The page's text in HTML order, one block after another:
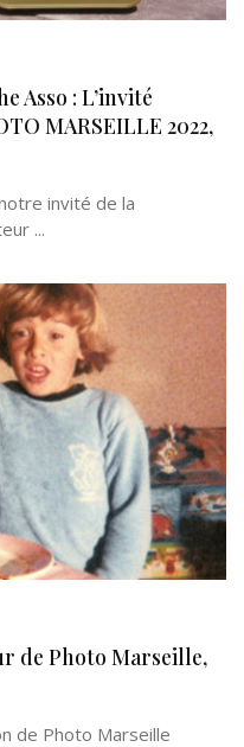
Asso : L’invité
MARSEILLE 2022,
invité de la
...
de Photo Marseille,
de Photo Marseille